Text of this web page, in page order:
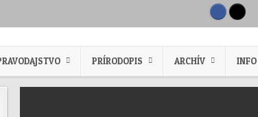
PRÍRODOPIS ARCHÍV INFO